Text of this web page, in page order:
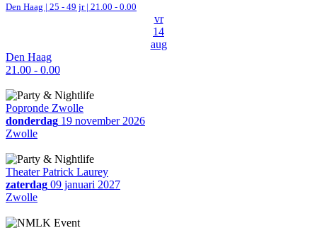
Den Haag | 25 - 49 jr | 21.00 - 0.00
vr
14
aug
Den Haag
21.00 - 0.00
Popronde Zwolle
donderdag 19 november 2026
Zwolle
Theater Patrick Laurey
zaterdag 09 januari 2027
Zwolle